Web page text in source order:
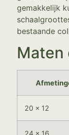
gemakkelijk
bestaande
Maten
20 x 12
24 x 16